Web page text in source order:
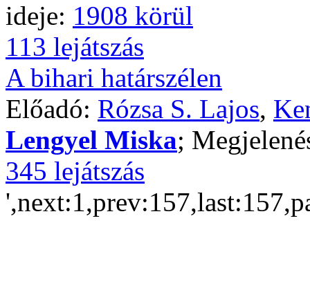
ideje: 1908 körül
113 lejátszás
A bihari határszélen
Előadó: Rózsa S. Lajos,
Lengyel Miska;
345 lejátszás